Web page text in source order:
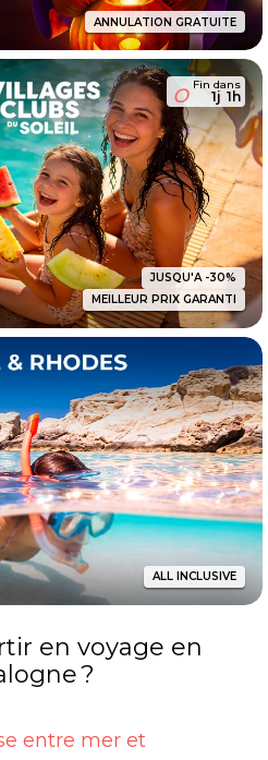
ANNULATION GRATUITE
Fin dans
1j 1h
JUSQU'A -30%
MEILLEUR PRIX GARANTI
ALL INCLUSIVE
en voyage en
?
entre mer et